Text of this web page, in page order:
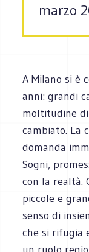
marzo
A Milano si è
anni: grandi
moltitudine
cambiato. La
domanda
Sogni,
con la realtà.
piccole e
senso di
che si rifugia